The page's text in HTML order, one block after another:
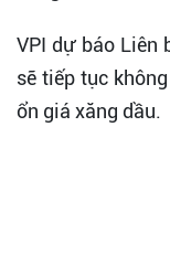
VPI dự báo Liên
sẽ tiếp tục
ổn giá xăng dầu.